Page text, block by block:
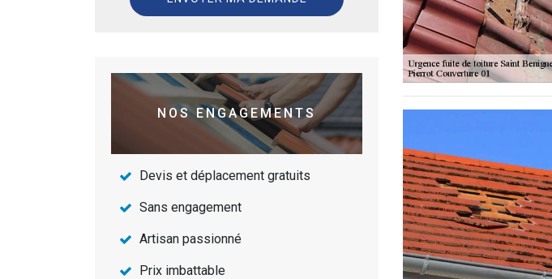
NOS ENGAGEMENTS
Devis et déplacement gratuits
Sans engagement
Artisan passionné
Prix imbattable